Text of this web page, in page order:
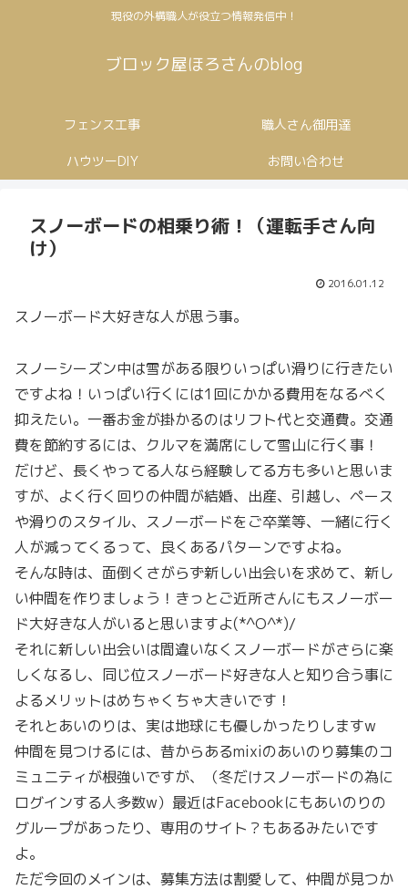
現役の外構職人が役立つ情報発信中！
ブロック屋ほろさんのblog
フェンス工事 職人さん御用達
ハウツーDIY お問い合わせ
スノーボードの相乗り術！（運転手さん向
け）
2016.01.12
スノーボード大好きな人が思う事。
スノーシーズン中は雪がある限りいっぱい滑りに行きたい
ですよね！いっぱい行くには1回にかかる費用をなるべく
抑えたい。一番お金が掛かるのはリフト代と交通費。交通
費を節約するには、クルマを満席にして雪山に行く事！
だけど、長くやってる人なら経験してる方も多いと思いま
すが、よく行く回りの仲間が結婚、出産、引越し、ペース
や滑りのスタイル、スノーボードをご卒業等、一緒に行く
人が減ってくるって、良くあるパターンですよね。
そんな時は、面倒くさがらず新しい出会いを求めて、新し
い仲間を作りましょう！きっとご近所さんにもスノーボー
ド大好きな人がいると思いますよ(*^O^*)/
それに新しい出会いは間違いなくスノーボードがさらに楽
しくなるし、同じ位スノーボード好きな人と知り合う事に
よるメリットはめちゃくちゃ大きいです！
それとあいのりは、実は地球にも優しかったりしますw
仲間を見つけるには、昔からあるmixiのあいのり募集のコ
ミュニティが根強いですが、（冬だけスノーボードの為に
ログインする人多数w）最近はFacebookにもあいのりの
グループがあったり、専用のサイト？もあるみたいです
よ。
ただ今回のメインは、募集方法は割愛して、仲間が見つか